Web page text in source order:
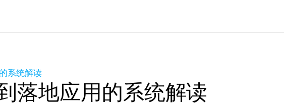
系统解读
落地应用的系统解读